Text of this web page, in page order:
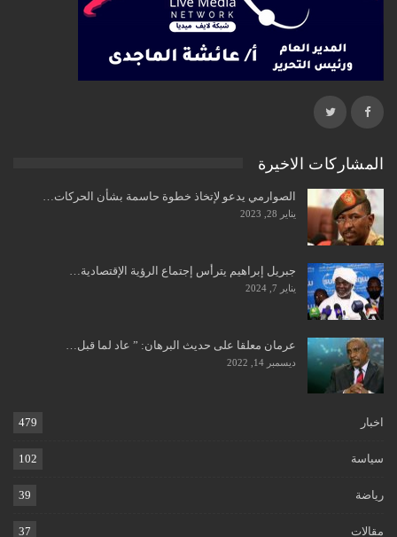
المشاركات الاخيرة
الصوارمي يدعو لإتخاذ خطوة حاسمة بشأن الحركات…
يناير 28, 2023
جبريل إبراهيم يترأس إجتماع الرؤية الإقتصادية…
يناير 7, 2024
عرمان معلقا على حديث البرهان: ” عاد لما قبل…
ديسمبر 14, 2022
اخبار 479
سياسة 102
رياضة 39
مقالات 37